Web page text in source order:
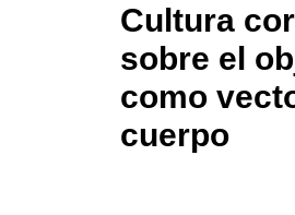
Cultura
sobre el
como
cuerpo